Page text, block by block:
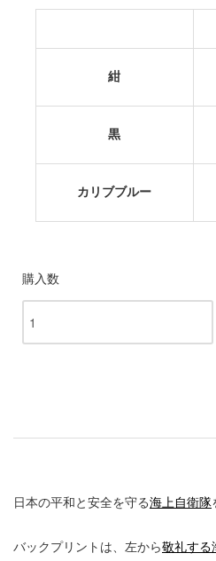
紺
黒
カリブブルー
購入数
日本の平和と安全を守る海上自衛隊
バックプリントは、左から敬礼する